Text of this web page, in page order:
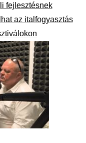
fejlesztésnek
az italfogyasztás